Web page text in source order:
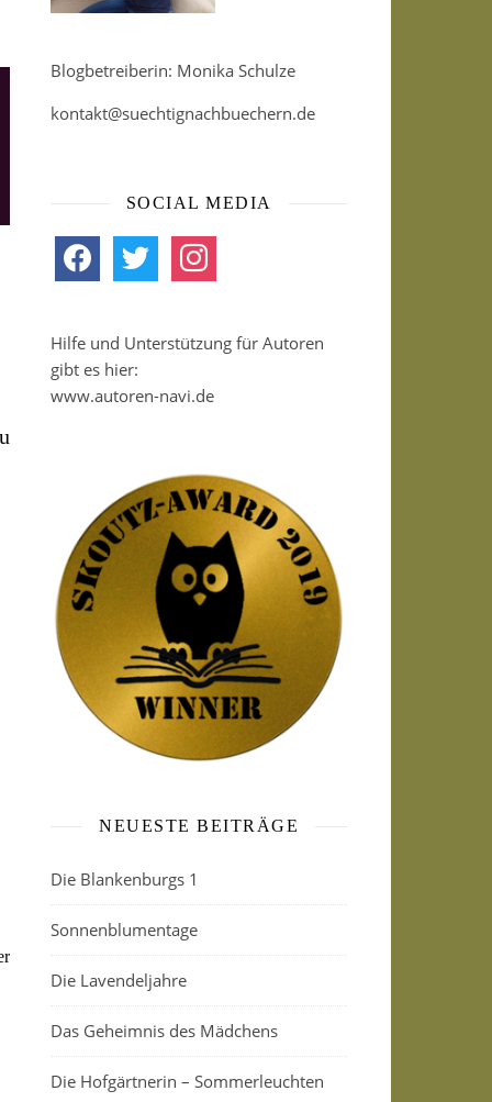
Blogbetreiberin: Monika Schulze
kontakt@suechtignachbuechern.de
SOCIAL MEDIA
facebook twitter instagram
Hilfe und Unterstützung für Autoren
gibt es hier:
www.autoren-navi.de
NEUESTE BEITRÄGE
Die Blankenburgs 1
Sonnenblumentage
Die Lavendeljahre
Das Geheimnis des Mädchens
Die Hofgärtnerin – Sommerleuchten